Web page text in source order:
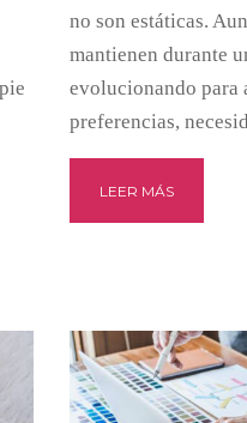
no son estáticas.
mantienen durante
evolucionando para
preferencias,
LEER MÁS